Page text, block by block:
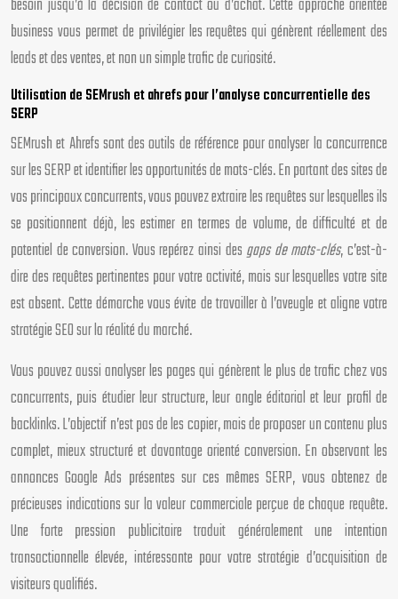
besoin jusqu’à la décision de contact ou d’achat. Cette approche orientée
business vous permet de privilégier les requêtes qui génèrent réellement des
leads et des ventes, et non un simple trafic de curiosité.
Utilisation de SEMrush et ahrefs pour l’analyse concurrentielle des
SERP
SEMrush et Ahrefs sont des outils de référence pour analyser la concurrence
sur les SERP et identifier les opportunités de mots-clés. En partant des sites de
vos principaux concurrents, vous pouvez extraire les requêtes sur lesquelles ils
se positionnent déjà, les estimer en termes de volume, de difficulté et de
potentiel de conversion. Vous repérez ainsi desgaps de mots-clés, c’est-à-
dire des requêtes pertinentes pour votre activité, mais sur lesquelles votre site
est absent. Cette démarche vous évite de travailler à l’aveugle et aligne votre
stratégie SEO sur la réalité du marché.
Vous pouvez aussi analyser les pages qui génèrent le plus de trafic chez vos
concurrents, puis étudier leur structure, leur angle éditorial et leur profil de
backlinks. L’objectif n’est pas de les copier, mais de proposer un contenu plus
complet, mieux structuré et davantage orienté conversion. En observant les
annonces Google Ads présentes sur ces mêmes SERP, vous obtenez de
précieuses indications sur la valeur commerciale perçue de chaque requête.
Une forte pression publicitaire traduit généralement une intention
transactionnelle élevée, intéressante pour votre stratégie d’acquisition de
visiteurs qualifiés.